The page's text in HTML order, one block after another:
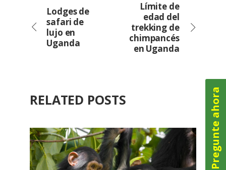
Lodges de
safari de
lujo en
Uganda
Límite de
edad del
trekking de
chimpancés
en Uganda
RELATED POSTS Pregunte ahora